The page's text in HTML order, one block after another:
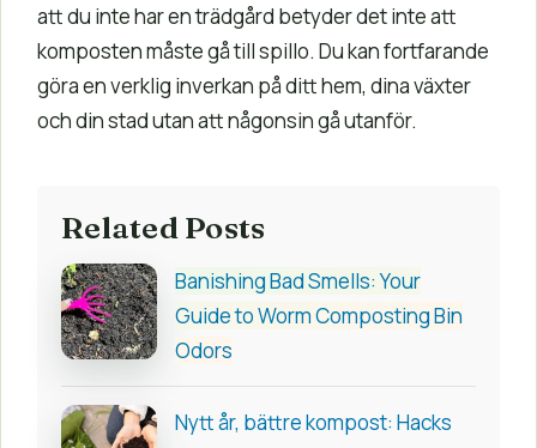
att du inte har en trädgård betyder det inte att
komposten måste gå till spillo. Du kan fortfarande
göra en verklig inverkan på ditt hem, dina växter
och din stad utan att någonsin gå utanför.
Related Posts
Banishing Bad Smells: Your
Guide to Worm Composting Bin
Odors
Nytt år, bättre kompost: Hacks